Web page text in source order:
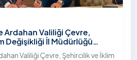
Ardahan Valiliği Çevre,
Değişikliği İl Müdürlüğü
Protokolü İmzalandı
Valiliği Çevre, Şehircilik ve İklim